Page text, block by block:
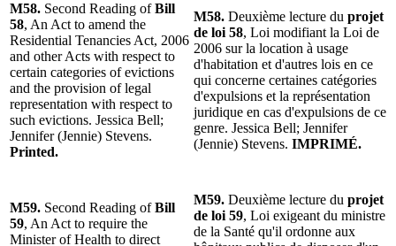
M58. Second Reading ofBill
58, An Act to amend the
Residential Tenancies Act, 2006
and other Acts with respect to
certain categories of evictions
and the provision of legal
representation with respect to
such evictions. Jessica Bell;
Jennifer (Jennie) Stevens.
Printed.
M58. Deuxième lecture du projet
de loi 58, Loi modifiant la Loi de
2006 sur la location à usage
d'habitation et d'autres lois en ce
qui concerne certaines catégories
d'expulsions et la représentation
juridique en cas d'expulsions de ce
genre. Jessica Bell; Jennifer
(Jennie) Stevens. IMPRIMÉ.
M59. Second Reading ofBill
59, An Act to require the
Minister of Health to direct
M59. Deuxième lecture du projet
de loi 59, Loi exigeant du ministre
de la Santé qu'il ordonne aux